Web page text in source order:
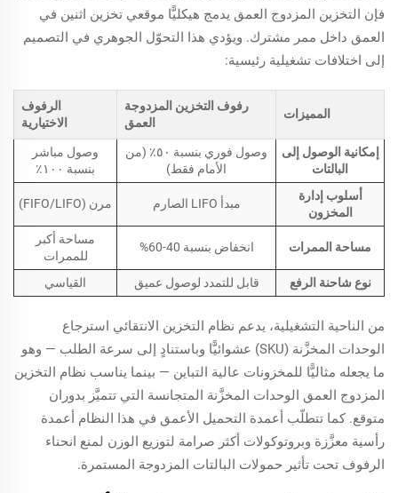
فإن التخزين المزدوج العمق يدمج هيكليًّا موقعي تخزين اثنين في
العمق داخل ممر مشترك. ويؤدي هذا التحوّل الجوهري في التصميم
إلى اختلافات تشغيلية رئيسية:
المميزات
رفوف التخزين المزدوجة
العمق
الرفوف
الاختيارية
إمكانية الوصول إلى
البالتات
وصول فوري بنسبة ٥٠٪ (من
الأمام فقط)
وصول مباشر
بنسبة ١٠٠٪
أسلوب إدارة
المخزون
مبدأ LIFO الصارم مرن (FIFO/LIFO)
مساحة الممرات انخفاض بنسبة 40-60%
مساحة أكبر
للممرات
نوع شاحنة الرفع
قابل للتمدد لوصول عميق القياسي
من الناحية التشغيلية، يدعم نظام التخزين الانتقائي استرجاع
الوحدات المخزَّنة (SKU) عشوائيًّا وباستنادٍ إلى سرعة الطلب — وهو
ما يجعله مثاليًّا للمخزونات عالية التباين — بينما يناسب نظام التخزين
المزدوج العمق الوحدات المخزَّنة المتجانسة التي تتميَّز بدوران
متوقع. كما تتطلّب أعمدة التحميل الأعمق في هذا النظام أعمدة
رأسية معزَّزة وبروتوكولات أكثر صرامة لتوزيع الوزن لمنع انحناء
الرفوف تحت تأثير حمولات البالتات المزدوجة المستمرة.